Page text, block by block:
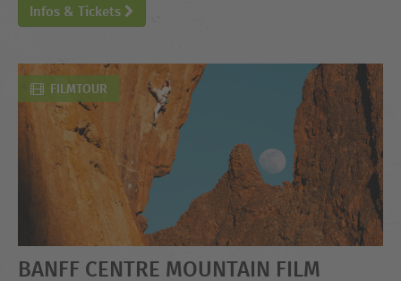
Infos & Tickets
FILMTOUR
BANFF CENTRE MOUNTAIN FILM